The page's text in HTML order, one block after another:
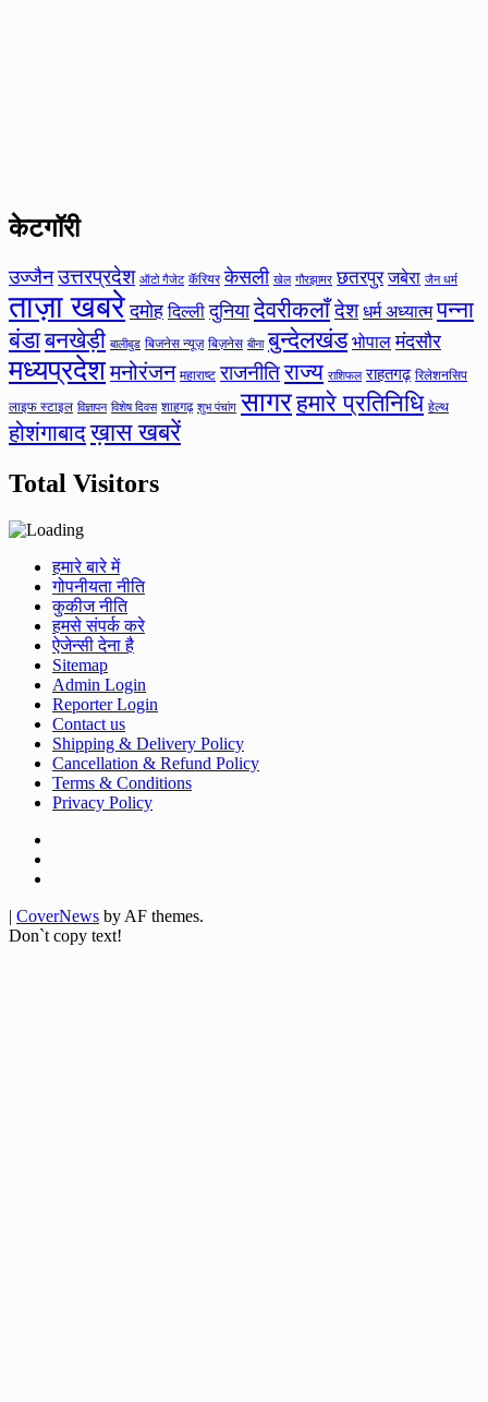
केटगॉरी
उज्जैन उत्तरप्रदेश ऑटो गैजेट कॅरियर केसली खेल गौरझामर छतरपुर जबेरा जैन धर्म
ताज़ा खबरे दमोह दिल्ली दुनिया देवरीकलाँदेश धर्म अध्यात्म पन्ना
बंडाबनखेड़ी बालीबुड बिजनेस न्यूज़ बिज़नेस बीना बुन्देलखंड भोपाल मंदसौर
मध्यप्रदेशमनोरंजन महाराष्ट राजनीतिराज्य राशिफल राहतगढ़ रिलेशनसिप
लाइफ स्टाइल विज्ञापन विशेष दिवस शाहगढ़ शुभ पंचांग सागरहमारे प्रतिनिधि हेल्थ
होशंगाबादख़ास खबरें
Total Visitors
हमारे बारे में
गोपनीयता नीति
कुकीज नीति
हमसे संपर्क करे
ऐजेन्सी देना है
Sitemap
Admin Login
Reporter Login
Contact us
Shipping & Delivery Policy
Cancellation & Refund Policy
Terms & Conditions
Privacy Policy
| CoverNews by AF themes.
Don`t copy text!